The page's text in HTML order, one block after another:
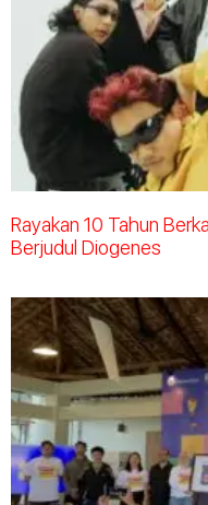
Rayakan 10 Tahun
Berjudul Diogenes